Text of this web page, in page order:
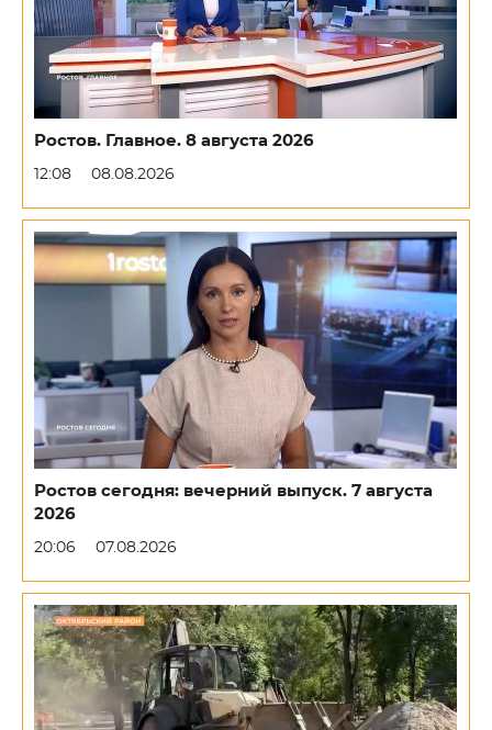
Ростов. Главное. 8 августа 2026
12:08 08.08.2026
Ростов сегодня: вечерний выпуск. 7 августа
2026
20:06 07.08.2026